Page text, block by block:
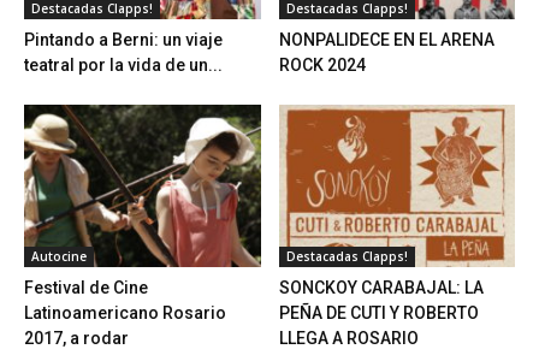
Destacadas Clapps!
Pintando a Berni: un viaje
teatral por la vida de un...
Destacadas Clapps!
NONPALIDECE EN EL ARENA
ROCK 2024
Autocine
Festival de Cine
Latinoamericano Rosario
2017, a rodar
Destacadas Clapps!
SONCKOY CARABAJAL: LA
PEÑA DE CUTI Y ROBERTO
LLEGA A ROSARIO